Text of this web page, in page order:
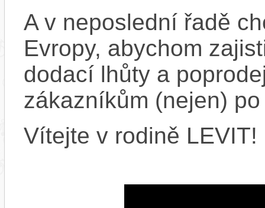
A v neposlední řadě
Evropy, abychom
dodací lhůty a
zákazníkům (nejen)
Vítejte v rodině LEVIT!